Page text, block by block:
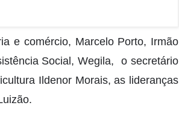
e comércio, Marcelo Porto, Irmão
Social, Wegila, o secretário
Ildenor Morais, as lideranças